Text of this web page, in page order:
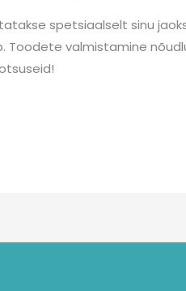
spetsiaalselt sinu
Toodete valmistamine